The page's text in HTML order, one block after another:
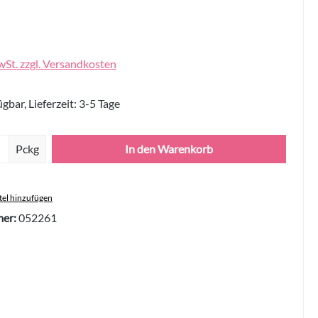
zzgl. Versandkosten
Lieferzeit: 3-5 Tage
Gib den gewünschten Wert ein
Pckg In den Warenkorb
hinzufügen
052261